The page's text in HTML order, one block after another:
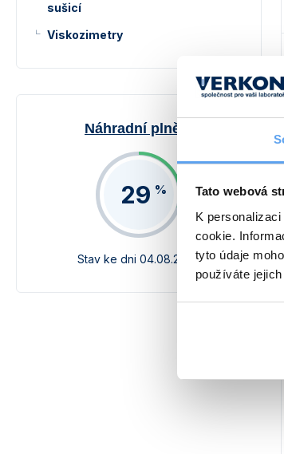
Tato webová
K
cookie.
tyto údaje
používáte
sušicí
Viskozimetry
Náhradní plnění
29 %
Stav ke dni 04.08.2026